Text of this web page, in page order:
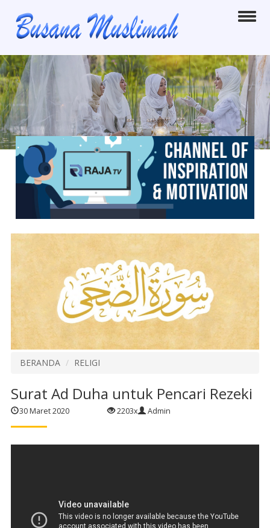
BERANDA RELIGI
Surat Ad Duha untuk Pencari Rezeki
30 Maret 2020 2203x Admin